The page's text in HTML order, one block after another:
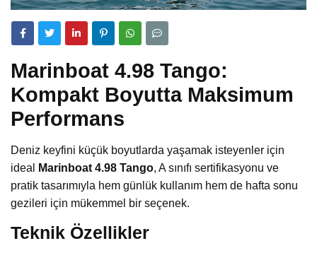
Marinboat 4.98 Tango:
Kompakt Boyutta Maksimum
Performans
Deniz keyfini küçük boyutlarda yaşamak isteyenler için
ideal
Marinboat 4.98 Tango, A sınıfı sertifikasyonu ve
pratik tasarımıyla hem günlük kullanım hem de hafta sonu
gezileri için mükemmel bir seçenek.
Teknik Özellikler